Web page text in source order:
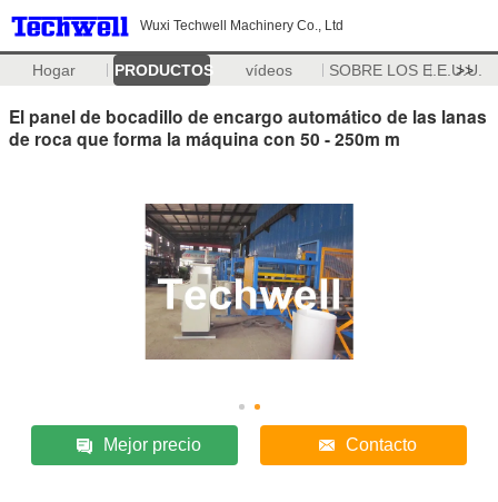
Wuxi Techwell Machinery Co., Ltd
Hogar PRODUCTOS vídeos SOBRE LOS E.E.U.U.
>>
El panel de bocadillo de encargo automático de las lanas
de roca que forma la máquina con 50 - 250m m
Mejor precio Contacto